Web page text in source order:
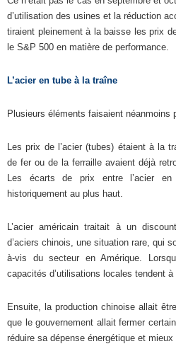
d’utilisation des usines et la réduction
tiraient pleinement à la baisse les prix
le S&P 500 en matière de performance.
L’acier en tube à la traîne
Plusieurs éléments faisaient néanmoins
Les prix de l’acier (tubes) étaient à la
de fer ou de la ferraille avaient déjà
Les écarts de prix entre l’acier
historiquement au plus haut.
L’acier américain traitait à un
d’aciers chinois, une situation rare, qui
à-vis du secteur en Amérique.
capacités d’utilisations locales tendent à
Ensuite, la production chinoise allait
que le gouvernement allait fermer
réduire sa dépense énergétique et